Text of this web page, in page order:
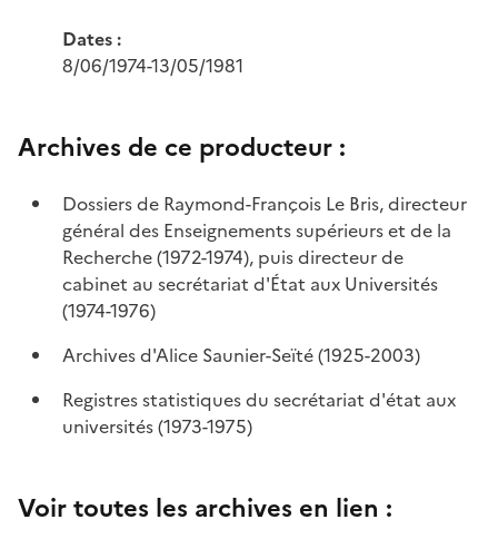
Dates :
8/06/1974-13/05/1981
Archives de ce producteur :
Dossiers de Raymond-François Le Bris, directeur
général des Enseignements supérieurs et de la
Recherche (1972-1974), puis directeur de
cabinet au secrétariat d'État aux Universités
(1974-1976)
Archives d'Alice Saunier-Seïté (1925-2003)
Registres statistiques du secrétariat d'état aux
universités (1973-1975)
Voir toutes les archives en lien :